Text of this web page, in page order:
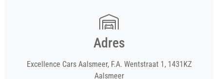
Adres
Excellence Cars Aalsmeer, F.A. Wentstraat 1, 1431KZ
Aalsmeer